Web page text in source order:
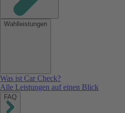
Wahlleistungen
Was ist Car Check?
Alle Leistungen auf einen Blick
FAQ